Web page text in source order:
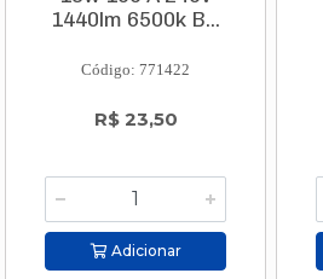
1440lm 6500k B...
Código: 771422
R$ 23,50
Adicionar